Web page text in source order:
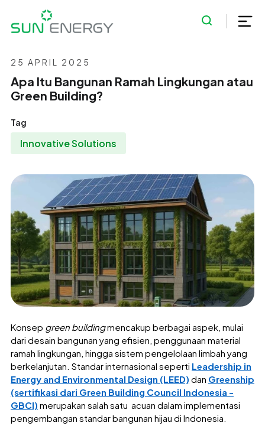
25 APRIL 2025
Apa Itu Bangunan Ramah Lingkungan atau
Green Building?
Tag
Innovative Solutions
Konsep green buildingmencakup berbagai aspek, mulai
dari desain bangunan yang efisien, penggunaan material
ramah lingkungan, hingga sistem pengelolaan limbah yang
berkelanjutan. Standar internasional seperti Leadership in
Energy and Environmental Design (LEED) dan Greenship
(sertifikasi dari Green Building Council Indonesia -
GBCI) merupakan salah satu acuan dalam implementasi
pengembangan standar bangunan hijau di Indonesia.